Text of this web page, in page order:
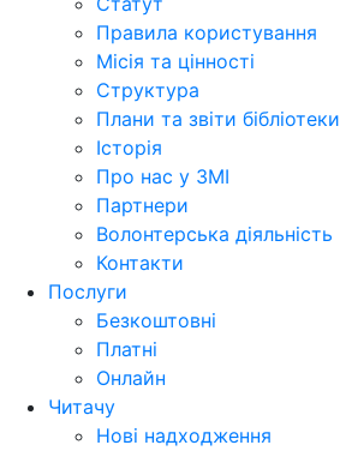
Правила користування
Місія та цінності
Структура
Плани та звіти бібліотеки
Історія
Про нас у ЗМІ
Партнери
Волонтерська діяльність
Контакти
Послуги
Безкоштовні
Платні
Онлайн
Читачу
Нові надходження